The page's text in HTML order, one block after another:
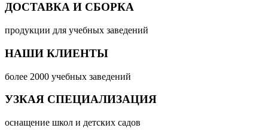
ДОСТАВКА И СБОРКА
продукции для учебных заведений
НАШИ КЛИЕНТЫ
более 2000 учебных заведений
УЗКАЯ СПЕЦИАЛИЗАЦИЯ
оснащение школ и детских садов